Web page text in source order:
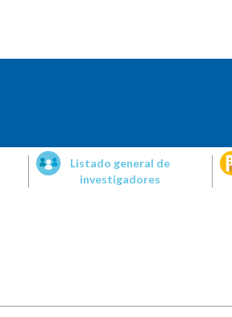
Listado general de
investigadores